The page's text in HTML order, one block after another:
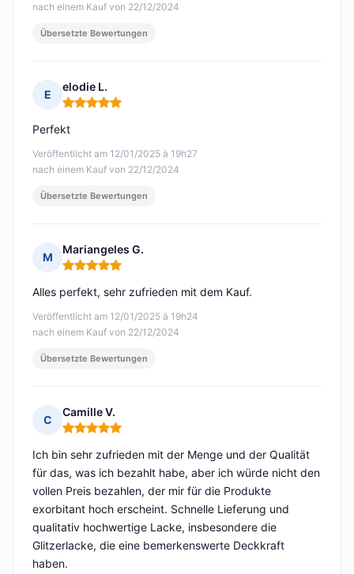
nach einem Kauf von 22/12/2024
Übersetzte Bewertungen
E
elodie L.
Hinweis: 5 von 5
Veröffentlicht am 12/01/2025 à 19h27
nach einem Kauf von 22/12/2024
Perfekt
Übersetzte Bewertungen
M
Mariangeles G.
Hinweis: 5 von 5
Veröffentlicht am 12/01/2025 à 19h24
nach einem Kauf von 22/12/2024
Alles perfekt, sehr zufrieden mit dem Kauf.
Übersetzte Bewertungen
C
Camille V.
Hinweis: 5 von 5
Ich bin sehr zufrieden mit der Menge und der Qualität
für das, was ich bezahlt habe, aber ich würde nicht den
vollen Preis bezahlen, der mir für die Produkte
exorbitant hoch erscheint. Schnelle Lieferung und
qualitativ hochwertige Lacke, insbesondere die
Glitzerlacke, die eine bemerkenswerte Deckkraft
haben.